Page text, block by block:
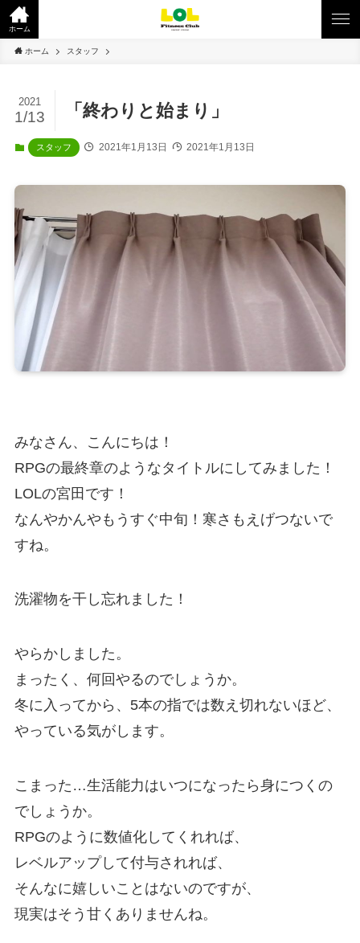
ホーム
ホーム スタッフ
「終わりと始まり」
2021
1/13
スタッフ 2021年1月13日 2021年1月13日
みなさん、こんにちは！
RPGの最終章のようなタイトルにしてみました！
LOLの宮田です！
なんやかんやもうすぐ中旬！寒さもえげつないで
すね。
洗濯物を干し忘れました！
やらかしました。
まったく、何回やるのでしょうか。
冬に入ってから、5本の指では数え切れないほど、
やっている気がします。
こまった…生活能力はいつになったら身につくの
でしょうか。
RPGのように数値化してくれれば、
レベルアップして付与されれば、
そんなに嬉しいことはないのですが、
現実はそう甘くありませんね。